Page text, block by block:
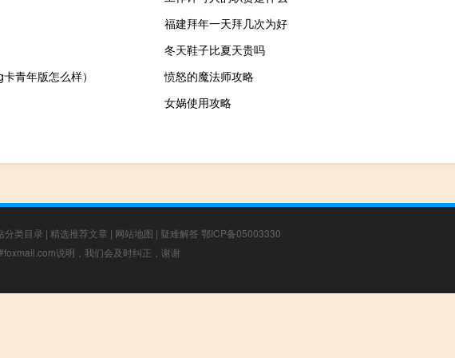
福建拜年一天拜几次为好
冬天鞋子比夏天贵吗
青年版怎么样）
愤怒的魔法师攻略
女娲使用攻略
分类目录 | 精选推荐文章 | 网站地图 | 疑难解答 鄂ICP备05003330
说明，我们会及时纠正，谢谢